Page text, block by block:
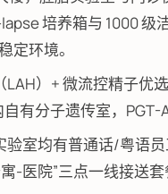
培养箱与 1000
定环境。
LAH）+ 微流控精子优
有分子遗传室，PGT-
室均有普通话/粤语
-医院”三点一线接送